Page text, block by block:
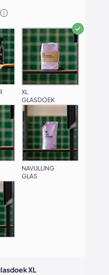
XL
GLASDOEK
NAVULLING
GLAS
XL